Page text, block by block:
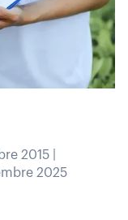
2015 |
2025